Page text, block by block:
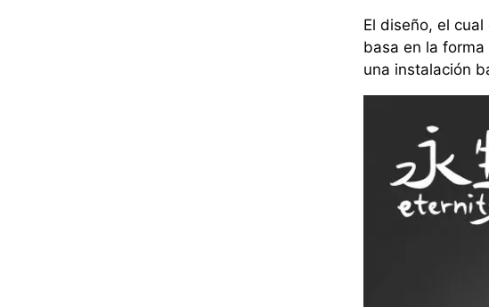
El diseño, el
basa en la
una instalación